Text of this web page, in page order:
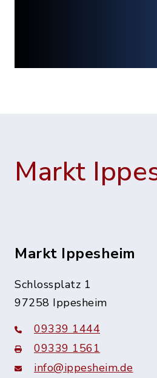
Markt
Markt Ippesheim
Schlossplatz 1
97258 Ippesheim
09339 1444
09339 1561
info@ippesheim.de